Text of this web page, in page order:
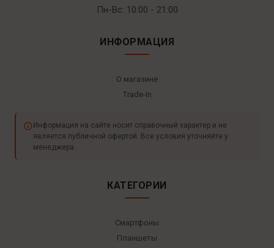
Пн-Вс: 10:00 - 21:00
ИНФОРМАЦИЯ
О магазине
Trade-In
Информация на сайте носит справочный характер и не
является публичной офертой. Все условия уточняйте у
менеджера.
КАТЕГОРИИ
Смартфоны
Планшеты